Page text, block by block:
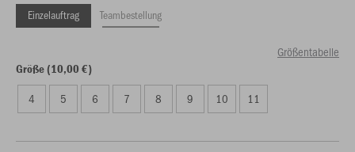
Einzelauftrag Teambestellung
Größentabelle
Größe (10,00 €)
4 5 6 7 8 9 10 11